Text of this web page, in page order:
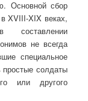
Основной сбор
XVIII-XIX веках,
составлении
не всегда
специальное
простые солдаты
или другого